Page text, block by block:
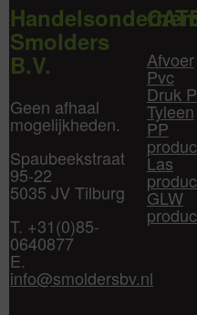
Smolders
B.V.
Geen afhaal
mogelijkheden.
Spaubeekstraat
95-22
5035 JV Tilburg
T. +31(0)85-
0640877
E.
info@smoldersbv.nl
Afvoer
Pvc
Druk
Tyleen
PP
Las
GLW